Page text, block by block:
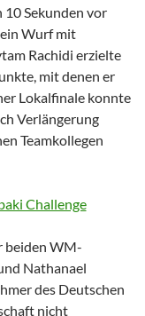
10 Sekunden vor
Wurf mit
Rachidi erzielte
mit denen er
Lokalfinale konnte
Verlängerung
Teamkollegen
beiden WM-
Nathanael
des Deutschen
nicht